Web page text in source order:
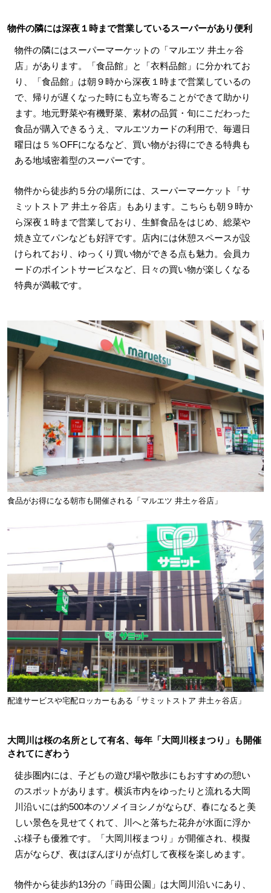
物件の隣には深夜１時まで営業しているスーパーがあり便利
物件の隣にはスーパーマーケットの「マルエツ 井土ヶ谷
店」があります。「食品館」と「衣料品館」に分かれてお
り、「食品館」は朝９時から深夜１時まで営業しているの
で、帰りが遅くなった時にも立ち寄ることができて助かり
ます。地元野菜や有機野菜、素材の品質・旬にこだわった
食品が購入できるうえ、マルエツカードの利用で、毎週日
曜日は５％OFFになるなど、買い物がお得にできる特典も
ある地域密着型のスーパーです。
物件から徒歩約５分の場所には、スーパーマーケット「サ
ミットストア 井土ヶ谷店」もあります。こちらも朝９時か
ら深夜１時まで営業しており、生鮮食品をはじめ、総菜や
焼き立てパンなども好評です。店内には休憩スペースが設
けられており、ゆっくり買い物ができる点も魅力。会員カ
ードのポイントサービスなど、日々の買い物が楽しくなる
特典が満載です。
食品がお得になる朝市も開催される「マルエツ 井土ヶ谷店」
配達サービスや宅配ロッカーもある「サミットストア 井土ヶ谷店」
大岡川は桜の名所として有名、毎年「大岡川桜まつり」も開催
されてにぎわう
徒歩圏内には、子どもの遊び場や散歩にもおすすめの憩い
のスポットがあります。横浜市内をゆったりと流れる大岡
川沿いには約500本のソメイヨシノがならび、春になると美
しい景色を見せてくれて、川へと落ちた花弁が水面に浮か
ぶ様子も優雅です。「大岡川桜まつり」が開催され、模擬
店がならび、夜はぼんぼりが点灯して夜桜を楽しめます。
物件から徒歩約13分の「蒔田公園」は大岡川沿いにあり、